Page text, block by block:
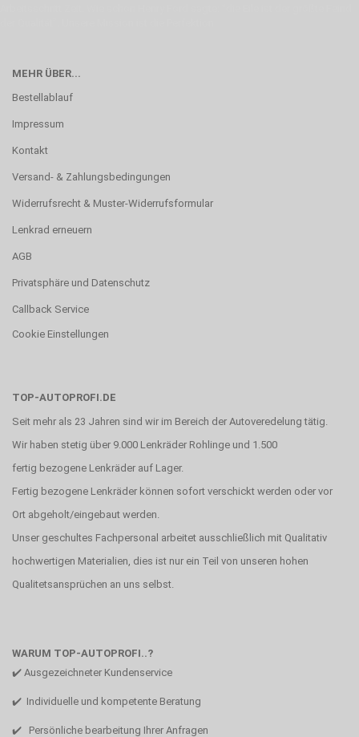
MEHR ÜBER...
Bestellablauf
Impressum
Kontakt
Versand- & Zahlungsbedingungen
Widerrufsrecht & Muster-Widerrufsformular
Lenkrad erneuern
AGB
Privatsphäre und Datenschutz
Callback Service
Cookie Einstellungen
TOP-AUTOPROFI.DE
Seit mehr als 23 Jahren sind wir im Bereich der Autoveredelung tätig.
Wir haben stetig über 9.000 Lenkräder Rohlinge und 1.500
fertig bezogene Lenkräder auf Lager.
Fertig bezogene Lenkräder können sofort verschickt werden oder vor
Ort abgeholt/eingebaut werden.
Unser geschultes Fachpersonal arbeitet ausschließlich mit Qualitativ
hochwertigen Materialien, dies ist nur ein Teil von unseren hohen
Qualitetsansprüchen an uns selbst.
WARUM TOP-AUTOPROFI..?
✔️ Ausgezeichneter Kundenservice
✔️ Individuelle und kompetente Beratung
✔️ Persönliche bearbeitung Ihrer Anfragen